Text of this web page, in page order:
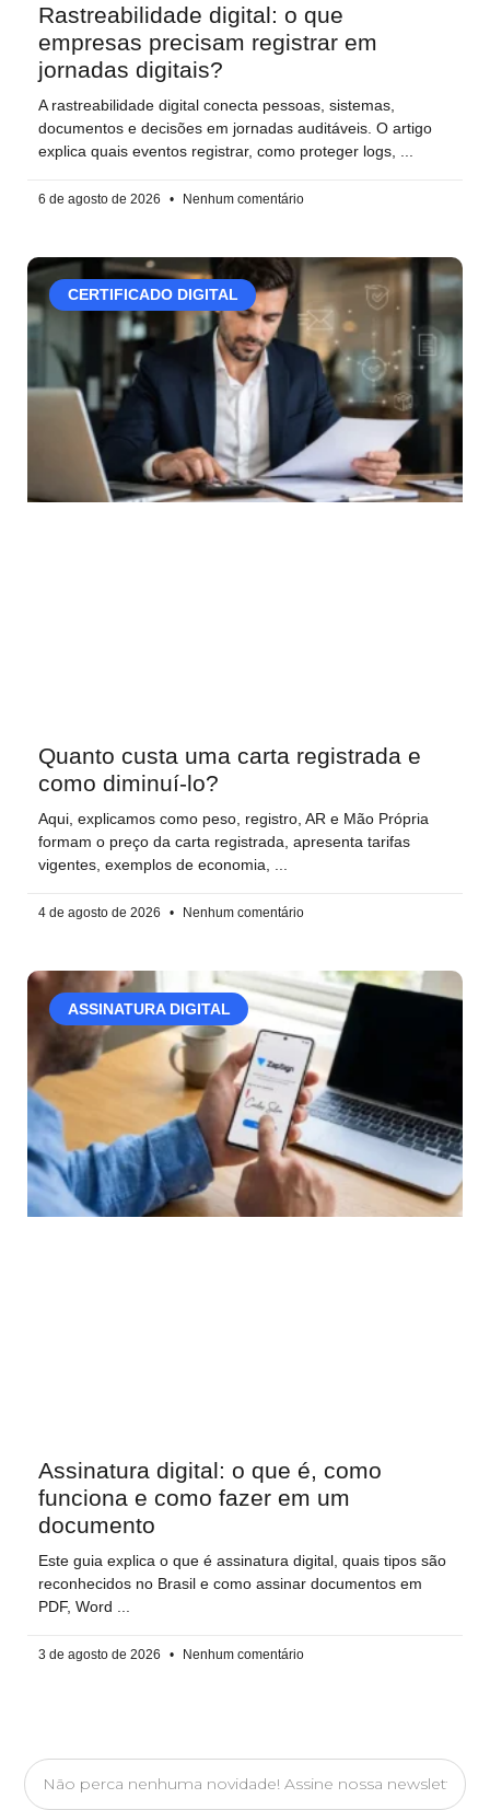
Rastreabilidade digital: o que
empresas precisam registrar em
jornadas digitais?
A rastreabilidade digital conecta pessoas, sistemas,
documentos e decisões em jornadas auditáveis. O artigo
explica quais eventos registrar, como proteger logs,
6 de agosto de 2026 Nenhum comentário
CERTIFICADO DIGITAL
Quanto custa uma carta registrada e
como diminuí-lo?
Aqui, explicamos como peso, registro, AR e Mão Própria
formam o preço da carta registrada, apresenta tarifas
vigentes, exemplos de economia,
4 de agosto de 2026 Nenhum comentário
ASSINATURA DIGITAL
Assinatura digital: o que é, como
funciona e como fazer em um
documento
Este guia explica o que é assinatura digital, quais tipos são
reconhecidos no Brasil e como assinar documentos em
PDF, Word
3 de agosto de 2026 Nenhum comentário